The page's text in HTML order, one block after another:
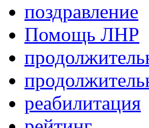
поздравление
Помощь ЛНР
реабилитация